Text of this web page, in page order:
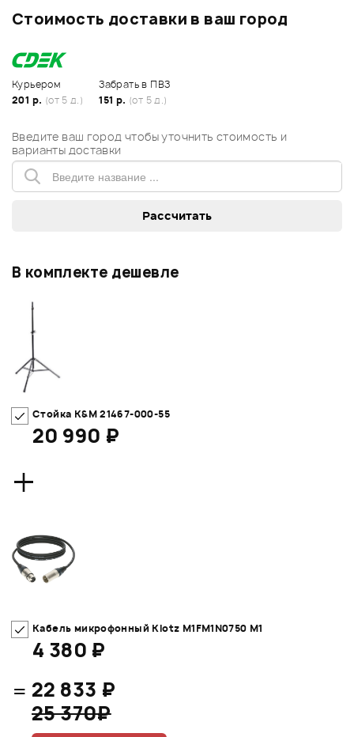
Стоимость доставки в ваш город
Курьером
201 р. (от 5 д.)
Забрать в ПВЗ
151 р. (от 5 д.)
Введите ваш город чтобы уточнить стоимость и
варианты доставки
В комплекте дешевле
Стойка K&M 21467-000-55
20 990 ₽
+
Кабель микрофонный Klotz M1FM1N0750 M1
4 380 ₽
= 22 833 ₽
25 370₽